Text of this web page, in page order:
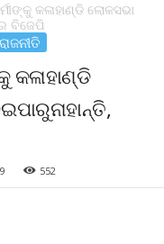
କଳାହାଣ୍ଡି ଲୋକସଭା
ବିଜେପି
ରାଜନୀତି
କଳାହାଣ୍ଡି
552